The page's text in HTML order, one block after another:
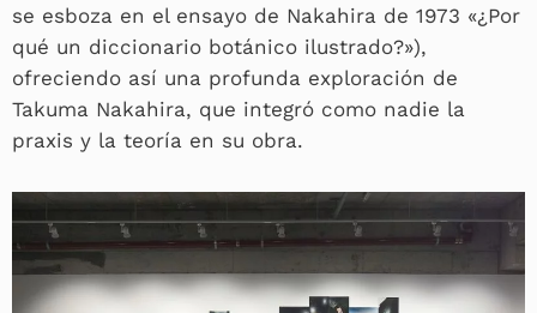
se esboza en el ensayo de Nakahira de 1973 «¿Por
qué un diccionario botánico ilustrado?»),
ofreciendo así una profunda exploración de
Takuma Nakahira, que integró como nadie la
praxis y la teoría en su obra.